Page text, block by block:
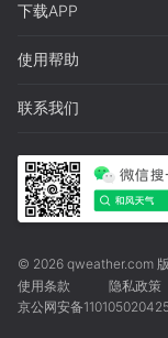
下载APP
使用帮助
联系我们
© 2026 qweather.com
使用条款
隐私政策
京公网安备